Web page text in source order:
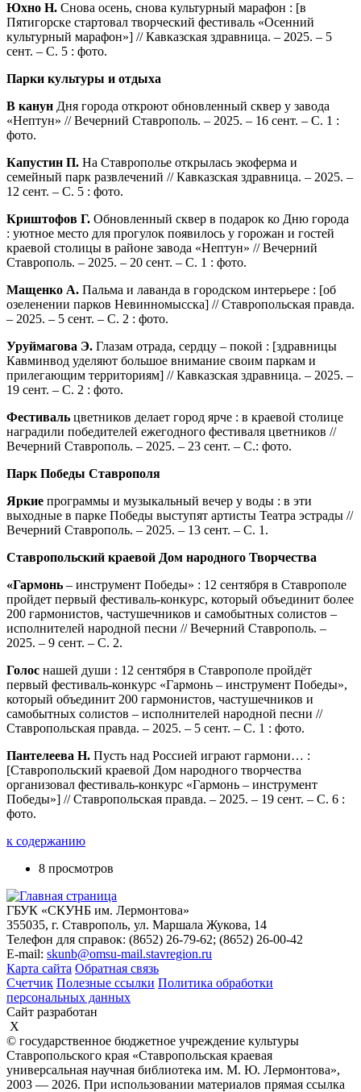
Юхно Н. Снова осень, снова культурный марафон : [в
Пятигорске стартовал творческий фестиваль «Осенний
культурный марафон»] // Кавказская здравница. – 2025. – 5
сент. – С. 5 : фото.
Парки культуры и отдыха
В канун Дня города откроют обновленный сквер у завода
«Нептун» // Вечерний Ставрополь. – 2025. – 16 сент. – С. 1 :
фото.
Капустин П. На Ставрополье открылась экоферма и
семейный парк развлечений // Кавказская здравница. – 2025. –
12 сент. – С. 5 : фото.
Криштофов Г. Обновленный сквер в подарок ко Дню города
: уютное место для прогулок появилось у горожан и гостей
краевой столицы в районе завода «Нептун» // Вечерний
Ставрополь. – 2025. – 20 сент. – С. 1 : фото.
Мащенко А. Пальма и лаванда в городском интерьере : [об
озеленении парков Невинномысска] // Ставропольская правда.
– 2025. – 5 сент. – С. 2 : фото.
Уруймагова Э. Глазам отрада, сердцу – покой : [здравницы
Кавминвод уделяют большое внимание своим паркам и
прилегающим территориям] // Кавказская здравница. – 2025. –
19 сент. – С. 2 : фото.
Фестиваль цветников делает город ярче : в краевой столице
наградили победителей ежегодного фестиваля цветников //
Вечерний Ставрополь. – 2025. – 23 сент. – С.: фото.
Парк Победы Ставрополя
Яркие программы и музыкальный вечер у воды : в эти
выходные в парке Победы выступят артисты Театра эстрады //
Вечерний Ставрополь. – 2025. – 13 сент. – С. 1.
Ставропольский краевой Дом народного Творчества
«Гармонь – инструмент Победы» : 12 сентября в Ставрополе
пройдет первый фестиваль-конкурс, который объединит более
200 гармонистов, частушечников и самобытных солистов –
исполнителей народной песни // Вечерний Ставрополь. –
2025. – 9 сент. – С. 2.
Голос нашей души : 12 сентября в Ставрополе пройдёт
первый фестиваль-конкурс «Гармонь – инструмент Победы»,
который объединит 200 гармонистов, частушечников и
самобытных солистов – исполнителей народной песни //
Ставропольская правда. – 2025. – 5 сент. – С. 1 : фото.
Пантелеева Н. Пусть над Россией играют гармони… :
[Ставропольский краевой Дом народного творчества
организовал фестиваль-конкурс «Гармонь – инструмент
Победы»] // Ставропольская правда. – 2025. – 19 сент. – С. 6 :
фото.
к содержанию
8 просмотров
ГБУК «СКУНБ им. Лермонтова»
355035, г. Ставрополь, ул. Маршала Жукова, 14
Телефон для справок: (8652) 26-79-62; (8652) 26-00-42
E-mail: skunb@omsu-mail.stavregion.ru
Карта сайта Обратная связь
Счетчик Полезные ссылки Политика обработки
персональных данных
Сайт разработан
X
© государственное бюджетное учреждение культуры
Ставропольского края «Ставропольская краевая
универсальная научная библиотека им. М. Ю. Лермонтова»,
2003 — 2026. При использовании материалов прямая ссылка